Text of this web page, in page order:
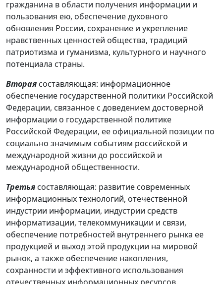
гражданина в области получения информации и
пользования ею, обеспечение духовного
обновления России, сохранение и укрепление
нравственных ценностей общества, традиций
патриотизма и гуманизма, культурного и научного
потенциала страны.
Вторая составляющая: информационное
обеспечение государственной политики Российской
Федерации, связанное с доведением достоверной
информации о государственной политике
Российской Федерации, ее официальной позиции по
социально значимым событиям российской и
международной жизни до российской и
международной общественности.
Третья составляющая: развитие современных
информационных технологий, отечественной
индустрии информации, индустрии средств
информатизации, телекоммуникации и связи,
обеспечение потребностей внутреннего рынка ее
продукцией и выход этой продукции на мировой
рынок, а также обеспечение накопления,
сохранности и эффективного использования